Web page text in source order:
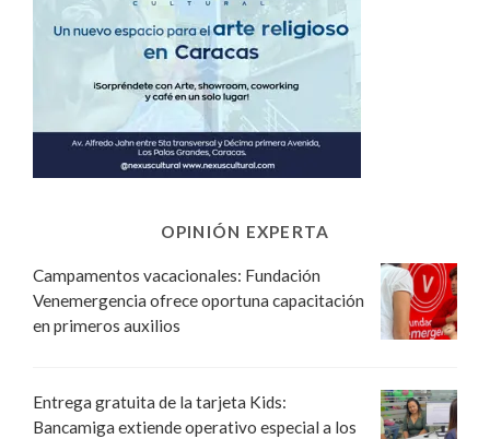
OPINIÓN EXPERTA
Campamentos vacacionales: Fundación
Venemergencia ofrece oportuna capacitación
en primeros auxilios
Entrega gratuita de la tarjeta Kids:
Bancamiga extiende operativo especial a los